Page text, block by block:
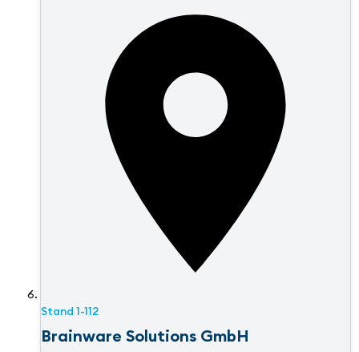
Stand 1-112
Brainware Solutions GmbH